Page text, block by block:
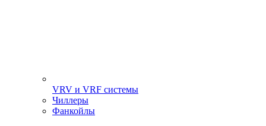
VRV и VRF системы
Чиллеры
Фанкойлы